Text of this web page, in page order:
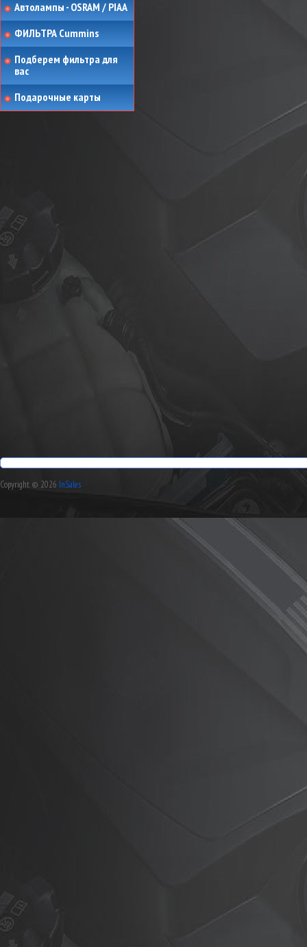
Автолампы - OSRAM / PIAA
ФИЛЬТРА Cummins
Подберем фильтра для
вас
Подарочные карты
Copyright © 2026 InSales